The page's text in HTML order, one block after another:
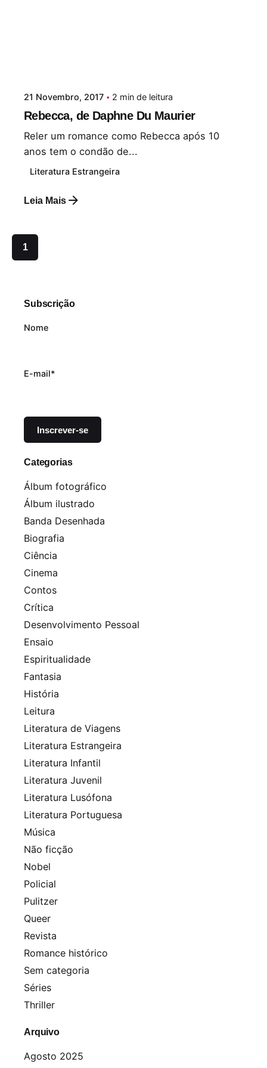
21 Novembro, 2017 2 min de leitura
Rebecca, de Daphne Du Maurier
Reler um romance como Rebecca após 10
anos tem o condão de...
Literatura Estrangeira
Leia Mais
1
Subscrição
Nome
E-mail*
Categorias
Álbum fotográfico
Álbum ilustrado
Banda Desenhada
Biografia
Ciência
Cinema
Contos
Crítica
Desenvolvimento Pessoal
Ensaio
Espiritualidade
Fantasia
História
Leitura
Literatura de Viagens
Literatura Estrangeira
Literatura Infantil
Literatura Juvenil
Literatura Lusófona
Literatura Portuguesa
Música
Não ficção
Nobel
Policial
Pulitzer
Queer
Revista
Romance histórico
Sem categoria
Séries
Thriller
Arquivo
Agosto 2025